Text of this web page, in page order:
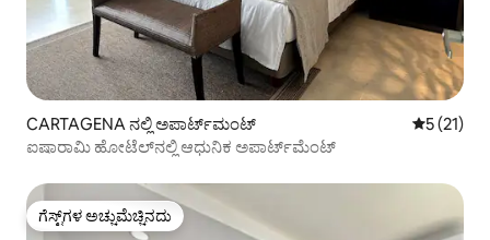
CARTAGENA ನಲ್ಲಿ ಅಪಾರ್ಟ್‌ಮಂಟ್ 5 ರಲ್ಲಿ 5
5 (21)
ಐಷಾರಾಮಿ ಹೋಟೆಲ್‌ನಲ್ಲಿ ಆಧುನಿಕ ಅಪಾರ್ಟ್‌ಮೆಂಟ್
ಗೆಸ್ಟ್‌ಗಳ ಅಚ್ಚುಮೆಚ್ಚಿನದು
ಗೆಸ್ಟ್‌ಗಳ ಅಚ್ಚುಮೆಚ್ಚಿನದು